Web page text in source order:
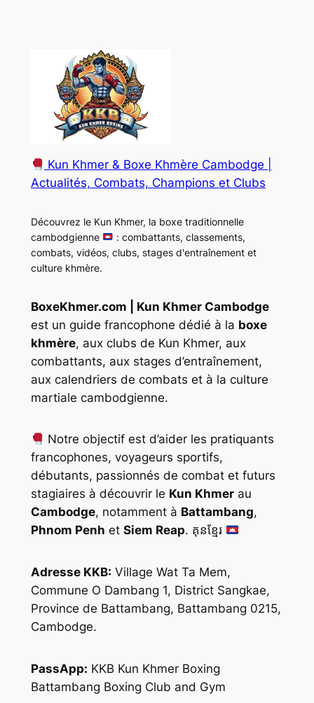
Kun Khmer & Boxe Khmère Cambodge |
Actualités, Combats, Champions et Clubs
Découvrez le Kun Khmer, la boxe traditionnelle
cambodgienne
: combattants, classements,
combats, vidéos, clubs, stages d'entraînement et
culture khmère.
BoxeKhmer.com | Kun Khmer Cambodge
est un guide francophone dédié à la boxe
khmère, aux clubs de Kun Khmer, aux
combattants, aux stages d’entraînement,
aux calendriers de combats et à la culture
martiale cambodgienne.
Notre objectif est d’aider les pratiquants
francophones, voyageurs sportifs,
débutants, passionnés de combat et futurs
stagiaires à découvrir le Kun Khmerau
Cambodge, notamment à Battambang,
Phnom Penh et Siem Reap. គុនខ្មែរ
Adresse KKB: Village Wat Ta Mem,
Commune O Dambang 1, District Sangkae,
Province de Battambang, Battambang 0215,
Cambodge.
PassApp: KKB Kun Khmer Boxing
Battambang Boxing Club and Gym